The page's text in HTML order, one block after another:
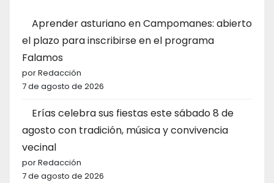
Aprender asturiano en Campomanes: abierto
el plazo para inscribirse en el programa
Falamos
por Redacción
7 de agosto de 2026
Erías celebra sus fiestas este sábado 8 de
agosto con tradición, música y convivencia
vecinal
por Redacción
7 de agosto de 2026